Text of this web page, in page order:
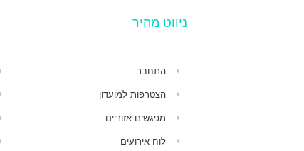
ניווט מהיר
התחבר
הצטרפות למועדון
מפגשים אזוריים
לוח אירועים